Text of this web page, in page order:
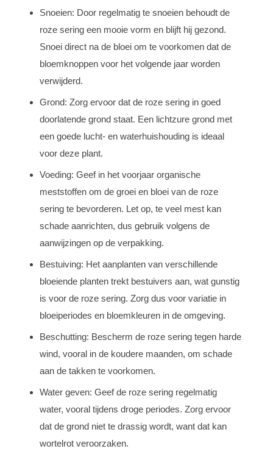
Snoeien: Door regelmatig te snoeien behoudt de
roze sering een mooie vorm en blijft hij gezond.
Snoei direct na de bloei om te voorkomen dat de
bloemknoppen voor het volgende jaar worden
verwijderd.
Grond: Zorg ervoor dat de roze sering in goed
doorlatende grond staat. Een lichtzure grond met
een goede lucht- en waterhuishouding is ideaal
voor deze plant.
Voeding: Geef in het voorjaar organische
meststoffen om de groei en bloei van de roze
sering te bevorderen. Let op, te veel mest kan
schade aanrichten, dus gebruik volgens de
aanwijzingen op de verpakking.
Bestuiving: Het aanplanten van verschillende
bloeiende planten trekt bestuivers aan, wat gunstig
is voor de roze sering. Zorg dus voor variatie in
bloeiperiodes en bloemkleuren in de omgeving.
Beschutting: Bescherm de roze sering tegen harde
wind, vooral in de koudere maanden, om schade
aan de takken te voorkomen.
Water geven: Geef de roze sering regelmatig
water, vooral tijdens droge periodes. Zorg ervoor
dat de grond niet te drassig wordt, want dat kan
wortelrot veroorzaken.